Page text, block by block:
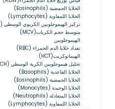
الخلايا الحمضية (Eosinophils)
الخلايا اللمفاوية (Lymphocytes)
تركيز الهيموجلوبين الكريوي الوسطي (MCHC)
متوسط حجم الكريات(MCV)
الهيموجلوبين
تعداد خلايا الدم الحمراء (RBC)
الهيماتوكريت(HCT)
تحليل هيموجلوبين الكرية الوسطي (MCH)
الخلايا القاعدية (Basophils)
الخلايا الحمضية (Eosinophils)
الخلايا الوحيدة (Monocytes)
الخلايا المتعادلة (Neutrophils)
الخلايا اللمفاوية (Lymphocytes)